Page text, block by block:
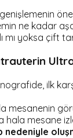
ne kadar
mı yoksa çift
ilk
mesanenin
mesane